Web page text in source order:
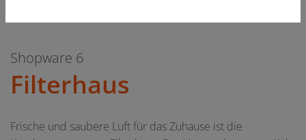
Shopware 6
Filterhaus
Frische und saubere Luft für das Zuhause ist die